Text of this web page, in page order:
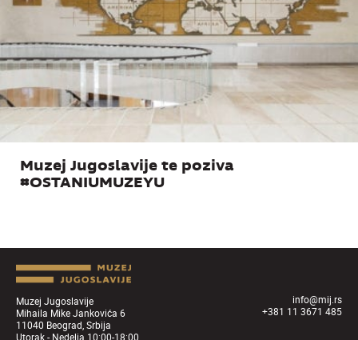
Muzej Jugoslavije te poziva
#OSTANIUMUZEYU
Muzej Jugoslavije
Mihaila Mike Jankovića 6
11040 Beograd, Srbija
Utorak - Nedelja 10:00-18:00
info@mij.rs
+381 11 3671 485